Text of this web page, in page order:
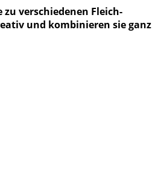
zu verschiedenen Fleich-
und kombinieren sie ganz